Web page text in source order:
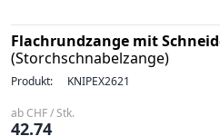
Flachrundzange mit
(Storchschnabelzange)
Produkt: KNIPEX2621
ab CHF / Stk.
42.74